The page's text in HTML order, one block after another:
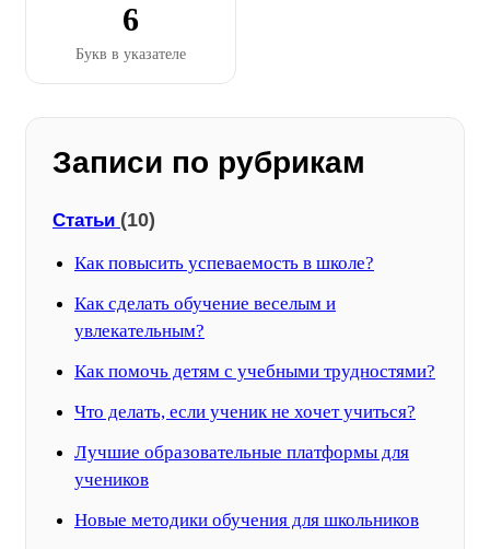
6
Букв в указателе
Записи по рубрикам
Статьи (10)
Как повысить успеваемость в школе?
Как сделать обучение веселым и
увлекательным?
Как помочь детям с учебными трудностями?
Что делать, если ученик не хочет учиться?
Лучшие образовательные платформы для
учеников
Новые методики обучения для школьников